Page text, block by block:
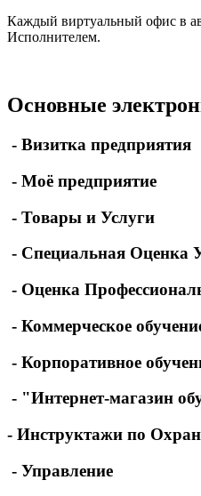
Каждый виртуальный офис в
Исполнителем.
Основные
- Визитка предприятия
- Моё предприятие
- Товары и Услуги
- Специальная Оценка
- Оценка
- Коммерческое
- Корпоративное
- "Интернет-магазин
- Инструктажи по
- Управление